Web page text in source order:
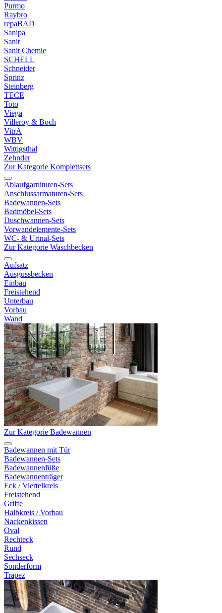
Purmo
Raybro
repaBAD
Sanipa
Sanit
Sanit Chemie
SCHELL
Schneider
Sprinz
Steinberg
TECE
Toto
Viega
Villeroy & Boch
VitrA
WBV
Wittigsthal
Zehnder
Zur Kategorie Komplettsets
Ablaufgarnituren-Sets
Anschlussarmaturen-Sets
Badewannen-Sets
Badmöbel-Sets
Duschwannen-Sets
Vorwandelemente-Sets
WC- & Urinal-Sets
Zur Kategorie Waschbecken
Aufsatz
Ausgussbecken
Einbau
Freistehend
Unterbau
Vorbau
Wand
Zur Kategorie Badewannen
Badewannen mit Tür
Badewannen-Sets
Badewannenfüße
Badewannenträger
Eck / Viertelkreis
Freistehend
Griffe
Halbkreis / Vorbau
Nackenkissen
Oval
Rechteck
Rund
Sechseck
Sonderform
Trapez